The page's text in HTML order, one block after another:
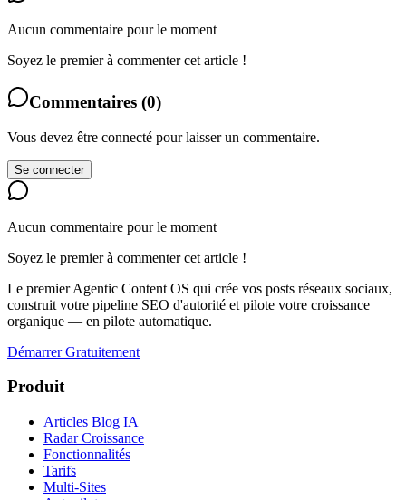
Aucun commentaire pour le moment
Soyez le premier à commenter cet article !
Commentaires (0)
Vous devez être connecté pour laisser un commentaire.
Se connecter
Aucun commentaire pour le moment
Soyez le premier à commenter cet article !
Le premier Agentic Content OS qui crée vos posts réseaux sociaux,
construit votre pipeline SEO d'autorité et pilote votre croissance
organique — en pilote automatique.
Démarrer Gratuitement
Produit
Articles Blog IA
Radar Croissance
Fonctionnalités
Tarifs
Multi-Sites